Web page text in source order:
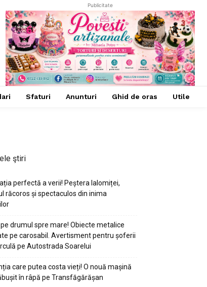
Publicitate
Sfaturi Anunturi Ghid de oras Utile
ştiri
perfectă a verii! Peștera Ialomiței,
răcoros și spectaculos din inima
drumul spre mare! Obiecte metalice
pe carosabil. Avertisment pentru șoferii
pe Autostrada Soarelui
care putea costa vieți! O nouă mașină
în râpă pe Transfăgărășan